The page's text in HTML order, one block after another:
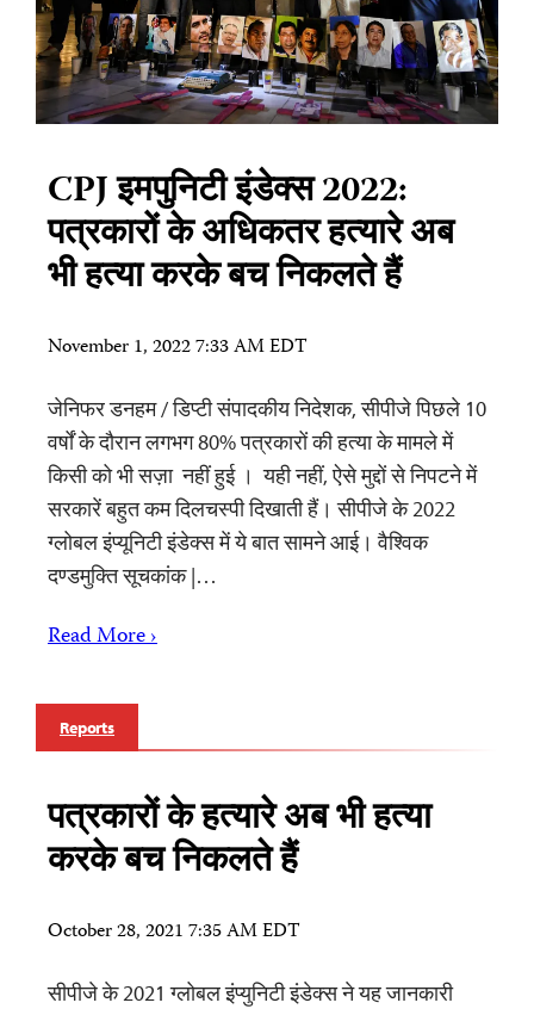
CPJ इमपुनिटी इंडेक्स 2022:
पत्रकारों के अधिकतर हत्यारे अब
भी हत्या करके बच निकलते हैं
November 1, 2022 7:33 AM EDT
जेनिफर डनहम / डिप्टी संपादकीय निदेशक, सीपीजे पिछले 10
वर्षों के दौरान लगभग 80% पत्रकारों की हत्या के मामले में
किसी को भी सज़ा नहीं हुई । यही नहीं, ऐसे मुद्दों से निपटने में
सरकारें बहुत कम दिलचस्पी दिखाती हैं। सीपीजे के 2022
ग्लोबल इंप्यूनिटी इंडेक्स में ये बात सामने आई। वैश्विक
दण्डमुक्ति सूचकांक |…
Read More ›
Reports
पत्रकारों के हत्यारे अब भी हत्या
करके बच निकलते हैं
October 28, 2021 7:35 AM EDT
सीपीजे के 2021 ग्लोबल इंप्युनिटी इंडेक्स ने यह जानकारी